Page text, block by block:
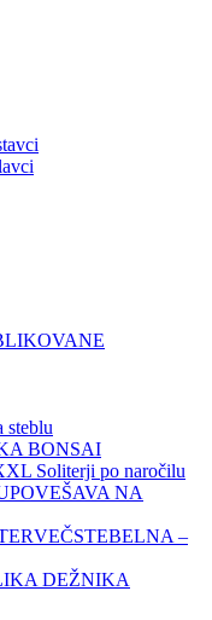
steblu
BONSAI
Soliterji po naročilu
POVEŠAVA NA
VEČSTEBELNA –
DEŽNIKA